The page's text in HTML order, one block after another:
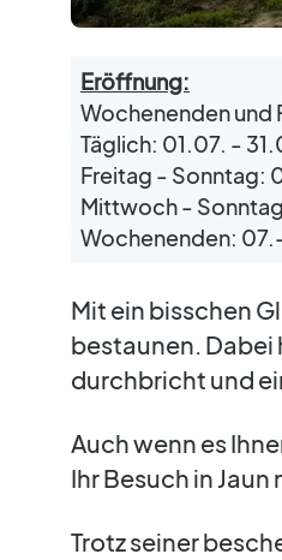
Eröffnung:
Wochenenden
Täglich: 01.07. -
Freitag -
Mittwoch -
Wochenenden:
Mit ein bisschen
bestaunen. Dabei
durchbricht und
Auch wenn es
Ihr Besuch in
Trotz seiner